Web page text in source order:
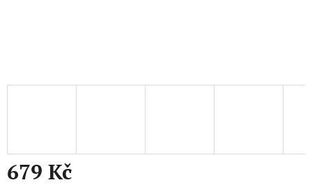
679 Kč